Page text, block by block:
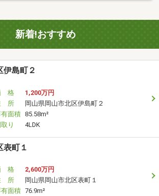
新着!おすすめ
伊島町２
格
1,200万円
所
岡山県岡山市北区伊島町２
面積 85.58m²
り
4LDK
表町１
格
2,600万円
所
岡山県岡山市北区表町１
面積 76.9m²